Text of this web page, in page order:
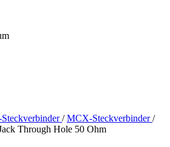
/ MCX-Steckverbinder/
Through Hole 50 Ohm